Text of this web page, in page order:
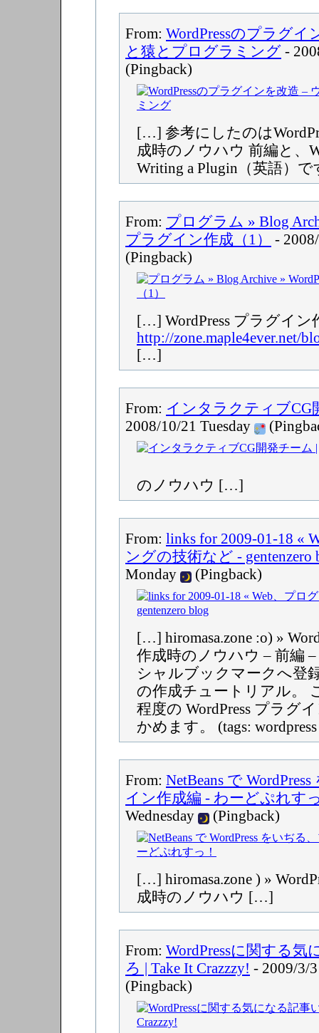
From: WordPressのプラグイ
と猿とプログラミング -
(Pingback)
[…] 参考にしたのは
成時のノウハウ 前編と、
Writing a Plugin（英語）
From: プログラム » Blog
プラグイン作成（1）
-
(Pingback)
[…] WordPress プラグイ
http://zone.maple4ever.net/
[…]
From: インタラクティブCG
2008/10/21 Tuesday
のノウハウ […]
From: links for 2009-01-18 «
ングの技術など - gentenzero
Monday
(Pingback)
[…] hiromasa.zone :o) »
作成時のノウハウ – 前編
シャルブックマークへ登
の作成チュートリアル。
程度の WordPress プラグ
かめます。 (tags:
From: NetBeans で
イン作成編 - わーどぷれす
Wednesday
(Pingback)
[…] hiromasa.zone ) »
成時のノウハウ […]
From: WordPressに関する気
ろ | Take It Crazzzy! - 2009/3/
(Pingback)